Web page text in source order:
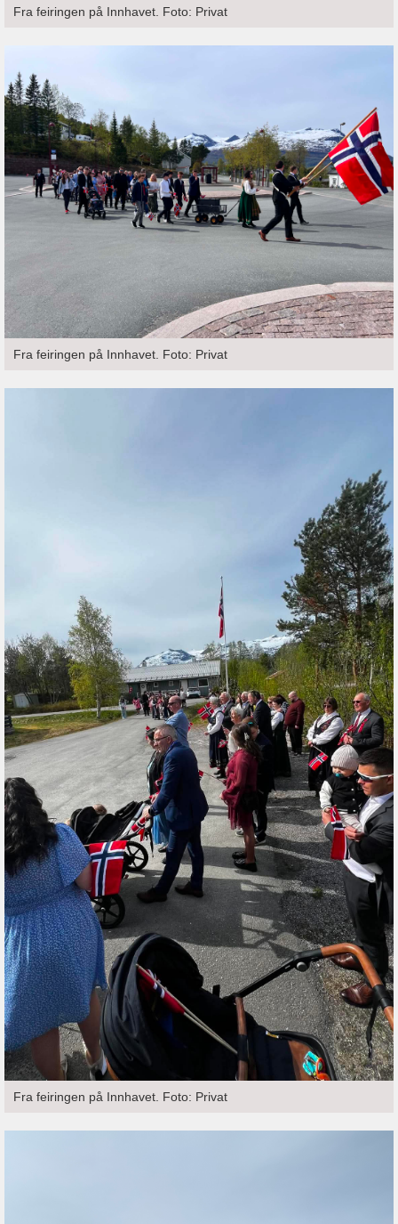
Fra feiringen på Innhavet. Foto: Privat
Fra feiringen på Innhavet. Foto: Privat
Fra feiringen på Innhavet. Foto: Privat